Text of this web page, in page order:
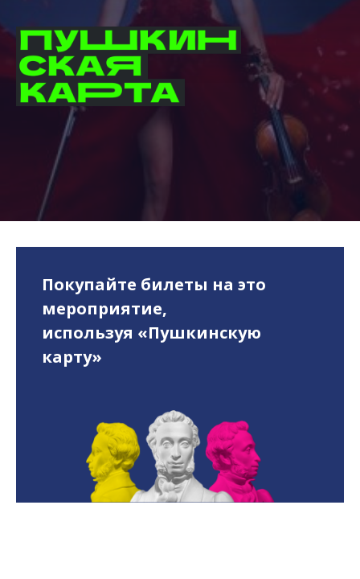
Покупайте билеты на это
мероприятие,
используя «Пушкинскую
карту»